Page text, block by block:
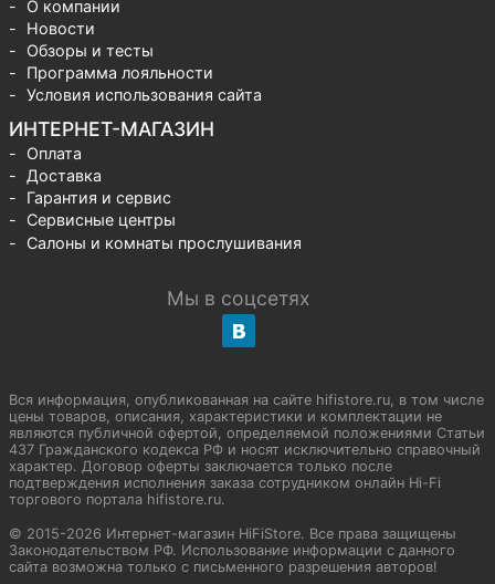
О компании
Новости
Обзоры и тесты
Программа лояльности
Условия использования сайта
ИНТЕРНЕТ-МАГАЗИН
Оплата
Доставка
Гарантия и сервис
Сервисные центры
Салоны и комнаты прослушивания
Мы в соцсетях
Вся информация, опубликованная на сайте hifistore.ru, в том числе
цены товаров, описания, характеристики и комплектации не
являются публичной офертой, определяемой положениями Статьи
437 Гражданского кодекса РФ и носят исключительно справочный
характер. Договор оферты заключается только после
подтверждения исполнения заказа сотрудником онлайн Hi-Fi
торгового портала hifistore.ru.
© 2015-2026 Интернет-магазин HiFiStore. Все права защищены
Законодательством РФ. Использование информации с данного
сайта возможна только с письменного разрешения авторов!